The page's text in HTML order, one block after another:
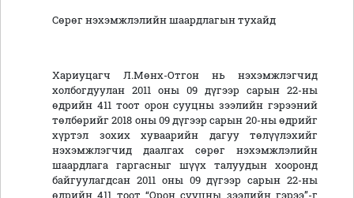
Сөрөг нэхэмжлэлийн шаардлагын тухайд
Хариуцагч Л.Мөнх-Отгон нь нэхэмжлэгчид
холбогдуулан 2011 оны 09 дүгээр сарын 22-ны
өдрийн 411 тоот орон сууцны зээлийн гэрээний
төлбөрийг 2018 оны 09 дүгээр сарын 20-ны өдрийг
хүртэл зохих хуваарийн дагуу төлүүлэхийг
нэхэмжлэгчид даалгах сөрөг нэхэмжлэлийн
шаардлага гаргасныг шүүх талуудын хооронд
байгуулагдсан 2011 оны 09 дүгээр сарын 22-ны
өдрийн 411 тоот “Орон сууцны зээлийн гэрээ”-г